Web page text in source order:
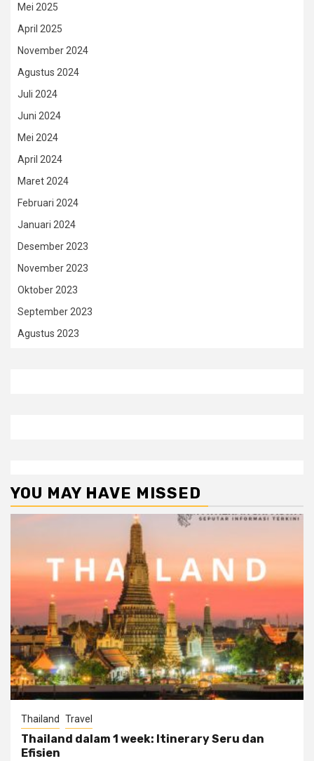
Mei 2025
April 2025
November 2024
Agustus 2024
Juli 2024
Juni 2024
Mei 2024
April 2024
Maret 2024
Februari 2024
Januari 2024
Desember 2023
November 2023
Oktober 2023
September 2023
Agustus 2023
YOU MAY HAVE MISSED
Thailand Travel
Thailand dalam 1 week: Itinerary Seru dan
Efisien